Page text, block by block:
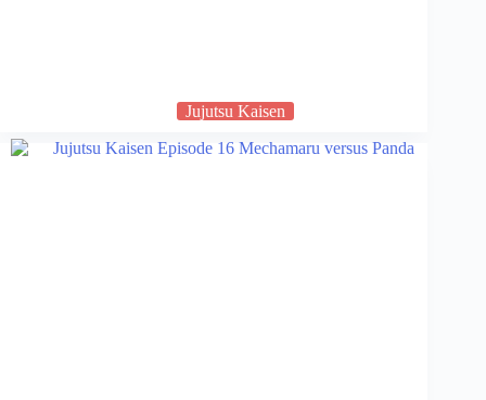
Jujutsu Kaisen